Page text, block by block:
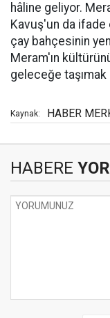
hâline geliyor.
Kavuş'un da ifade
çay bahçesinin
Meram'ın
geleceğe taşımak
Kaynak: HABER
HABERE